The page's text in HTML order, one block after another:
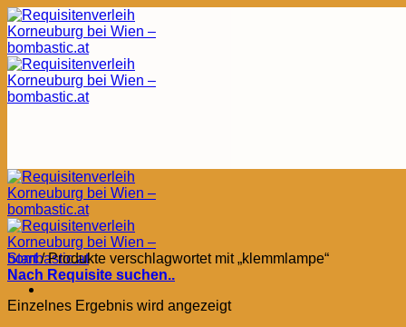
Zum
Inhalt
springen
Start /Produkte verschlagwortet mit „klemmlampe“
Nach Requisite suchen..
Einzelnes Ergebnis wird angezeigt